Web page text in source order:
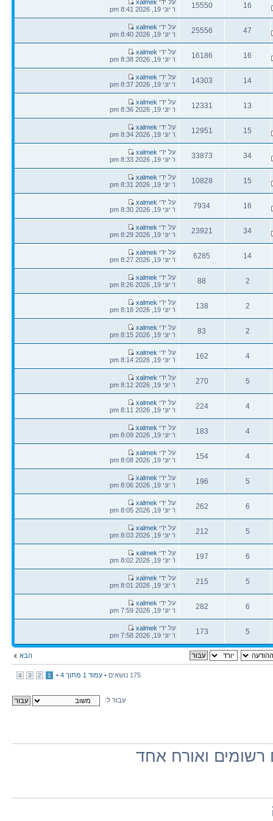
16
תגובות
15550
צפיות
אחרונה
על ידי xalmek
ו' יוני 19, 2026 8:41 pm
47
תגובות
25556
צפיות
הודעה
אחרונה
על ידי xalmek
ו' יוני 19, 2026 8:40 pm
16
תגובות
16186
צפיות
הודעה
אחרונה
על ידי xalmek
ו' יוני 19, 2026 8:38 pm
14
תגובות
14303
צפיות
הודעה
אחרונה
על ידי xalmek
ו' יוני 19, 2026 8:37 pm
13
תגובות
12331
צפיות
הודעה
אחרונה
על ידי xalmek
ו' יוני 19, 2026 8:36 pm
15
תגובות
12951
צפיות
הודעה
אחרונה
על ידי xalmek
ו' יוני 19, 2026 8:34 pm
34
תגובות
33873
צפיות
הודעה
אחרונה
על ידי xalmek
ו' יוני 19, 2026 8:33 pm
15
תגובות
10828
צפיות
הודעה
אחרונה
על ידי xalmek
ו' יוני 19, 2026 8:31 pm
16
תגובות
7934
צפיות
הודעה
אחרונה
על ידי xalmek
ו' יוני 19, 2026 8:30 pm
34
תגובות
23921
צפיות
הודעה
אחרונה
על ידי xalmek
ו' יוני 19, 2026 8:29 pm
14
תגובות
6285
צפיות
הודעה
אחרונה
על ידי xalmek
ו' יוני 19, 2026 8:27 pm
2
תגובות
88
צפיות
הודעה
אחרונה
על ידי xalmek
ו' יוני 19, 2026 8:26 pm
2
תגובות
138
צפיות
הודעה
אחרונה
על ידי xalmek
ו' יוני 19, 2026 8:18 pm
2
תגובות
83
צפיות
הודעה
אחרונה
על ידי xalmek
ו' יוני 19, 2026 8:15 pm
4
תגובות
162
צפיות
הודעה
אחרונה
על ידי xalmek
ו' יוני 19, 2026 8:14 pm
5
תגובות
270
צפיות
הודעה
אחרונה
על ידי xalmek
ו' יוני 19, 2026 8:12 pm
4
תגובות
224
צפיות
הודעה
אחרונה
על ידי xalmek
ו' יוני 19, 2026 8:11 pm
4
תגובות
183
צפיות
הודעה
אחרונה
על ידי xalmek
ו' יוני 19, 2026 8:09 pm
4
תגובות
154
צפיות
הודעה
אחרונה
על ידי xalmek
ו' יוני 19, 2026 8:08 pm
5
תגובות
196
צפיות
הודעה
אחרונה
על ידי xalmek
ו' יוני 19, 2026 8:06 pm
6
תגובות
262
צפיות
הודעה
אחרונה
על ידי xalmek
ו' יוני 19, 2026 8:05 pm
5
תגובות
212
צפיות
הודעה
אחרונה
על ידי xalmek
ו' יוני 19, 2026 8:03 pm
6
תגובות
197
צפיות
הודעה
אחרונה
על ידי xalmek
ו' יוני 19, 2026 8:02 pm
5
תגובות
215
צפיות
הודעה
אחרונה
על ידי xalmek
ו' יוני 19, 2026 8:01 pm
6
תגובות
282
צפיות
הודעה
אחרונה
על ידי xalmek
ו' יוני 19, 2026 7:59 pm
5
תגובות
173
צפיות
הודעה
אחרונה
על ידי xalmek
ו' יוני 19, 2026 7:58 pm
הבא
175 נושאים • עמוד 1 מתוך 4
•
1
2
3
4
עבור ל:
ואורח אחד